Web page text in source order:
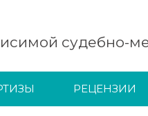
судебно-
РЕЦЕНЗИИ